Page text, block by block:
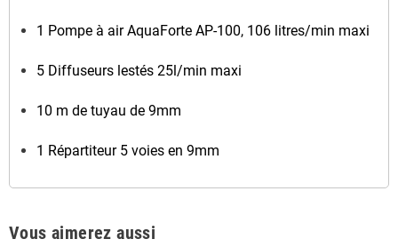
1 Pompe à air AquaForte AP-100, 106 litres/min maxi
5 Diffuseurs lestés 25l/min maxi
10 m de tuyau de 9mm
1 Répartiteur 5 voies en 9mm
Vous aimerez aussi